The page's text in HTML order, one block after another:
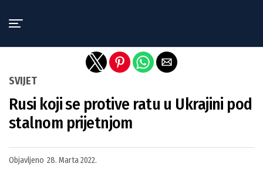
SVIJET
Rusi koji se protive ratu u Ukrajini pod
stalnom prijetnjom
Objavljeno 28. Marta 2022.